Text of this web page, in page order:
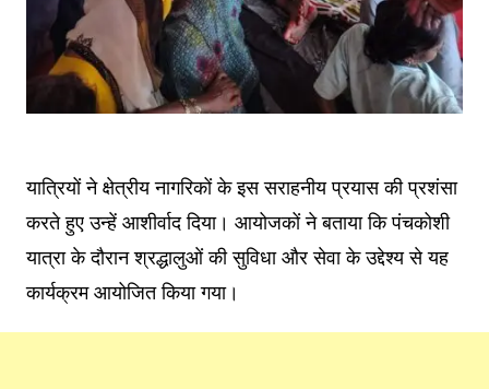
यात्रियों ने क्षेत्रीय नागरिकों के इस सराहनीय प्रयास की प्रशंसा
करते हुए उन्हें आशीर्वाद दिया। आयोजकों ने बताया कि पंचकोशी
यात्रा के दौरान श्रद्धालुओं की सुविधा और सेवा के उद्देश्य से यह
कार्यक्रम आयोजित किया गया।